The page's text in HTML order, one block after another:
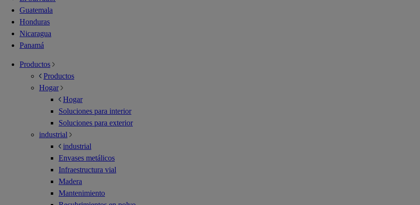
Guatemala
Honduras
Nicaragua
Panamá
Productos
Productos
Hogar
Hogar
Soluciones para interior
Soluciones para exterior
industrial
industrial
Envases metálicos
Infraestructura vial
Madera
Mantenimiento